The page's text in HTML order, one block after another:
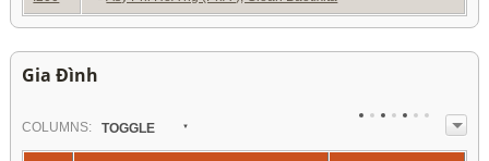
Gia Đình
COLUMNS: TOGGLE